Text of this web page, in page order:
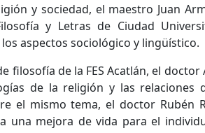
y sociedad, el maestro Juan
y Letras de Ciudad
aspectos sociológico y lingüístico.
filosofía de la FES Acatlán, el
de la religión y las relaciones
el mismo tema, el doctor Rubén
una mejora de vida para el